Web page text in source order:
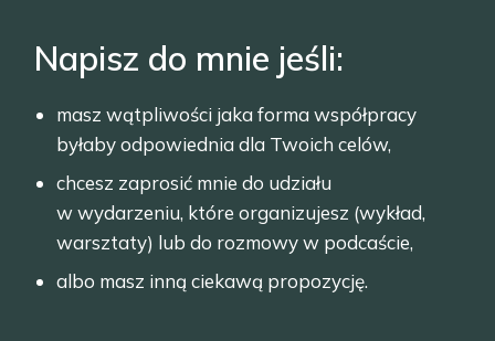
Napisz do mnie jeśli:
masz wątpliwości jaka forma współpracy
byłaby odpowiednia dla Twoich celów,
chcesz zaprosić mnie do udziału
w wydarzeniu, które organizujesz (wykład,
warsztaty) lub do rozmowy w podcaście,
albo masz inną ciekawą propozycję.